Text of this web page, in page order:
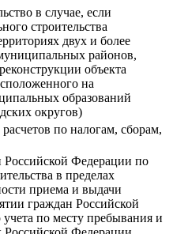
в случае, если
строительства
двух и более
районов,
объекта
на
образований
округов)
по налогам, сборам,
Российской Федерации по
в пределах
приема и выдачи
граждан Российской
по месту пребывания и